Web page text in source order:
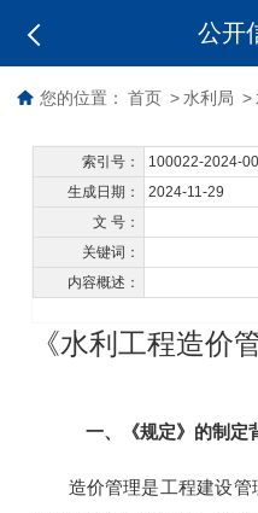
公开
您的位置： 首页 > 水利局 >
索引号： 100022-2024-
生成日期：
2024-11-29
文 号：
关键词：
内容概述：
《水利工程造价
一、《规定》的制定
造价管理是工程建设管